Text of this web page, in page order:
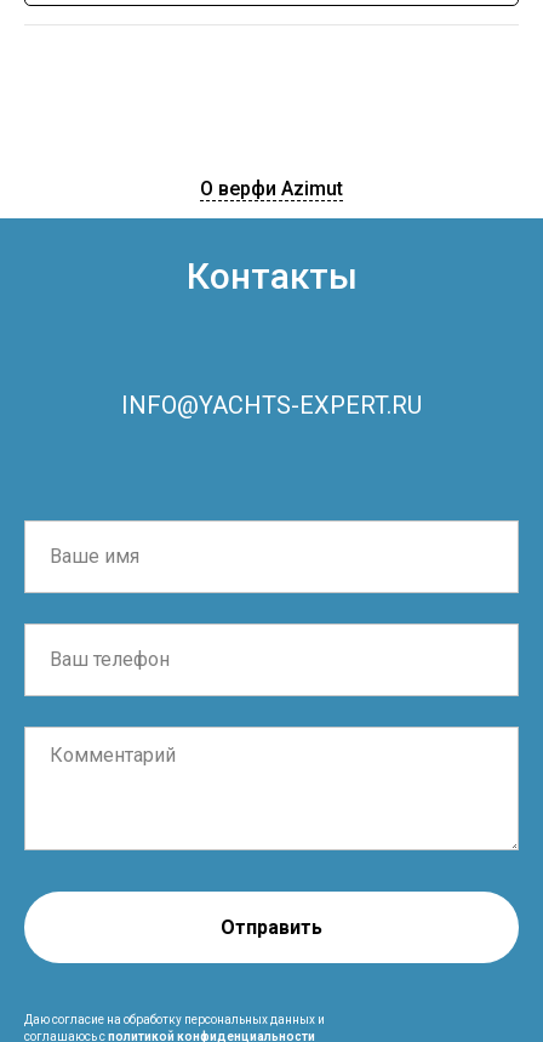
О верфи Azimut
Контакты
INFO@YACHTS-EXPERT.RU
Отправить
Даю согласие на обработку персональных данных и
соглашаюсь сполитикой конфиденциальности